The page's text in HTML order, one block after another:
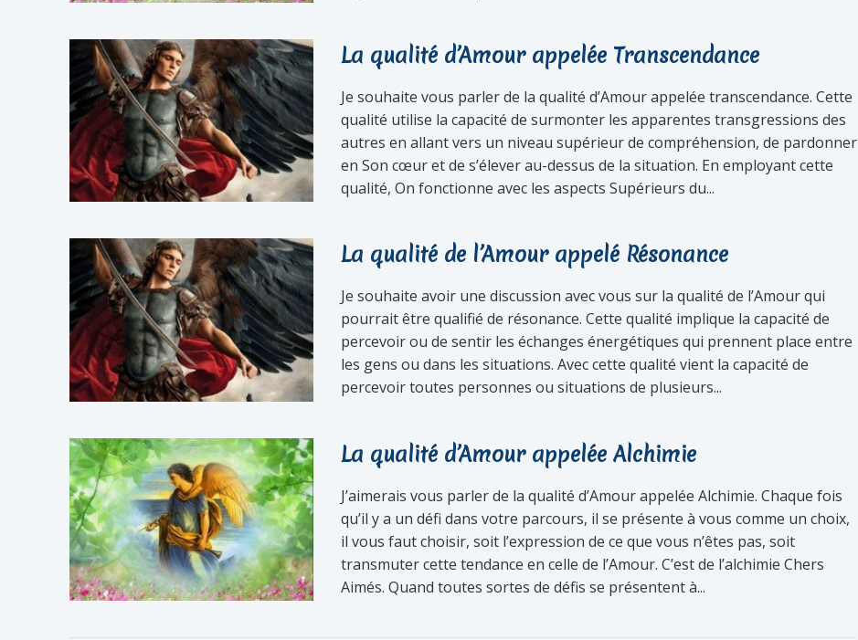
La qualité d’Amour appelée Transcendance
Je souhaite vous parler de la qualité d’Amour appelée transcendance. Cette
qualité utilise la capacité de surmonter les apparentes transgressions des
autres en allant vers un niveau supérieur de compréhension, de pardonner
en Son cœur et de s’élever au-dessus de la situation. En employant cette
qualité, On fonctionne avec les aspects Supérieurs du...
La qualité de l’Amour appelé Résonance
Je souhaite avoir une discussion avec vous sur la qualité de l’Amour qui
pourrait être qualifié de résonance. Cette qualité implique la capacité de
percevoir ou de sentir les échanges énergétiques qui prennent place entre
les gens ou dans les situations. Avec cette qualité vient la capacité de
percevoir toutes personnes ou situations de plusieurs...
La qualité d’Amour appelée Alchimie
J’aimerais vous parler de la qualité d’Amour appelée Alchimie. Chaque fois
qu’il y a un défi dans votre parcours, il se présente à vous comme un choix,
il vous faut choisir, soit l’expression de ce que vous n’êtes pas, soit
transmuter cette tendance en celle de l’Amour. C’est de l’alchimie Chers
Aimés. Quand toutes sortes de défis se présentent à...